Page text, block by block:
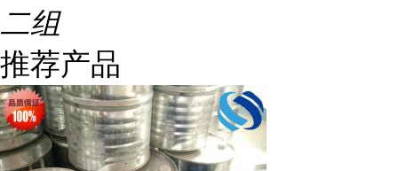
二组
推荐产品